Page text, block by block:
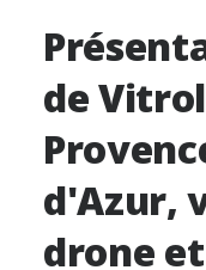
de
d'Azur,
drone